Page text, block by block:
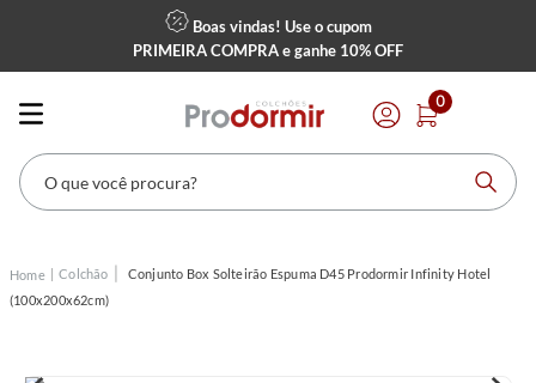
Boas vindas! Use o cupom
PRIMEIRA COMPRAe ganhe 10% OFF
0
O que você procura?
Colchão
Conjunto Box Solteirão Espuma D45 Prodormir Infinity Hotel
(100x200x62cm)